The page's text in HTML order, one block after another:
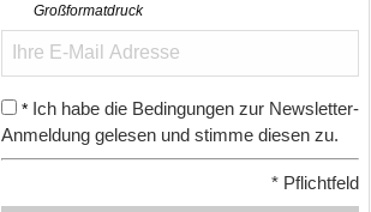
Großformatdruck
* Ich habe die Bedingungen zur Newsletter-
Anmeldung gelesen und stimme diesen zu.
* Pflichtfeld